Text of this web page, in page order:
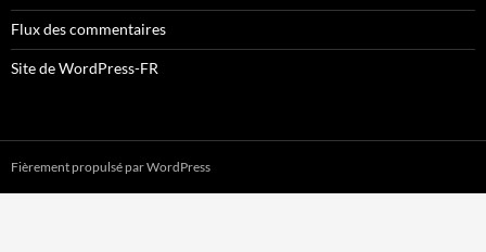
Flux des commentaires
Site de WordPress-FR
Fièrement propulsé par WordPress